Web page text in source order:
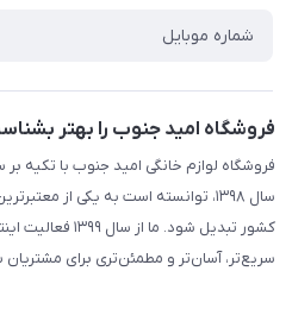
تماس با ما
فروشگاه امید جنوب را بهتر
فروشگاه لوازم خانگی امید جنوب با تکیه بر
سال ۱۳۹۸، توانسته است به یکی از
کشور تبدیل شود.
سریع‌تر، آسان‌تر و مطمئن‌تری برای مشتریان